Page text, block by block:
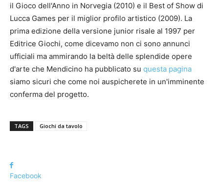
il Gioco dell'Anno in Norvegia (2010) e il Best of Show di
Lucca Games per il miglior profilo artistico (2009). La
prima edizione della versione junior risale al 1997 per
Editrice Giochi, come dicevamo non ci sono annunci
ufficiali ma ammirando la beltà delle splendide opere
d'arte che Mendicino ha pubblicato su questa pagina
siamo sicuri che come noi auspicherete in un'imminente
conferma del progetto.
TAGS Giochi da tavolo
Facebook